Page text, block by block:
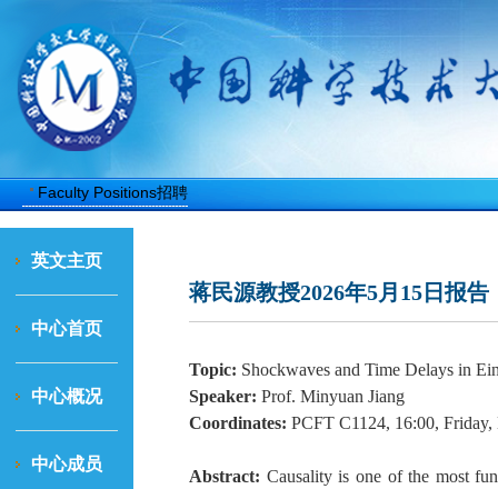
Faculty Positions招聘
英文主页
中心首页
中心概况
中心成员
蒋民源教授2026年5月15日报告
Topic: Shockwaves and Time Delays in
Speaker: Prof. Minyuan Jiang
Coordinates: PCFT C1124, 16:00, Friday,
Abstract: Causality is one of the most